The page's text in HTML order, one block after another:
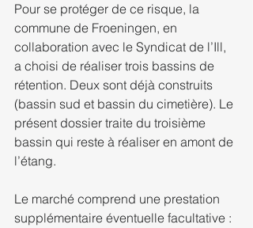
Pour se protéger de ce risque, la
commune de Froeningen, en
collaboration avec le Syndicat de l’Ill,
a choisi de réaliser trois bassins de
rétention. Deux sont déjà construits
(bassin sud et bassin du cimetière). Le
présent dossier traite du troisième
bassin qui reste à réaliser en amont de
l’étang.
Le marché comprend une prestation
supplémentaire éventuelle facultative :